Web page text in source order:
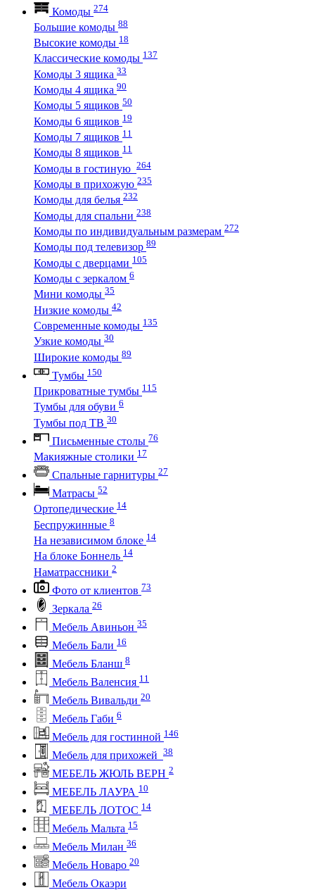
Комоды 274
Большие комоды 88
Высокие комоды 18
Классические комоды 137
Комоды 3 ящика 33
Комоды 4 ящика 90
Комоды 5 ящиков 50
Комоды 6 ящиков 19
Комоды 7 ящиков 11
Комоды 8 ящиков 11
Комоды в гостиную 264
Комоды в прихожую 235
Комоды для белья 232
Комоды для спальни 238
Комоды по индивидуальным размерам 272
Комоды под телевизор 89
Комоды с дверцами 105
Комоды с зеркалом 6
Мини комоды 35
Низкие комоды 42
Современные комоды 135
Узкие комоды 30
Широкие комоды 89
Тумбы 150
Прикроватные тумбы 115
Тумбы для обуви 6
Тумбы под ТВ 30
Письменные столы 76
Макияжные столики 17
Спальные гарнитуры 27
Матрасы 52
Ортопедические 14
Беспружинные 8
На независимом блоке 14
На блоке Боннель 14
Наматрассники 2
Фото от клиентов 73
Зеркала 26
Мебель Авиньон 35
Мебель Бали 16
Мебель Бланш 8
Мебель Валенсия 11
Мебель Вивальди 20
Мебель Габи 6
Мебель для гостинной 146
Мебель для прихожей 38
МЕБЕЛЬ ЖЮЛЬ ВЕРН 2
МЕБЕЛЬ ЛАУРА 10
МЕБЕЛЬ ЛОТОС 14
Мебель Мальта 15
Мебель Милан 36
Мебель Новаро 20
Мебель Окаэри